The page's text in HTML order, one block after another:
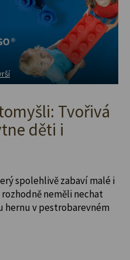
Tvořivá
děti i
spolehlivě zabaví malé i
neměli nechat
hernu v pestrobarevném